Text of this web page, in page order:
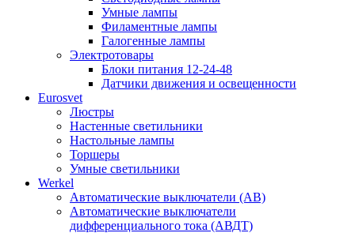
Умные лампы
Филаментные лампы
Галогенные лампы
Электротовары
Блоки питания 12-24-48
Датчики движения и освещенности
Eurosvet
Люстры
Настенные светильники
Настольные лампы
Торшеры
Умные светильники
Werkel
Автоматические выключатели (АВ)
Автоматические выключатели
дифференциального тока (АВДТ)